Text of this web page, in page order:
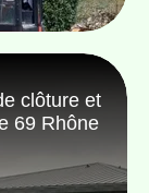
clôture et
69 Rhône